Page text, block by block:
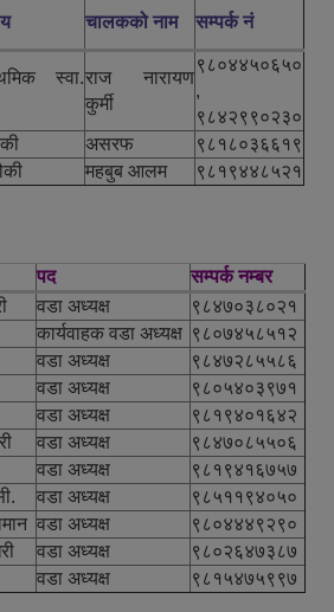
चालकको नाम सम्पर्क नं
स्वा.राज नारायण
कुर्मी
९८०४४५०६५०
,
९८४२९९०२३०
असरफ
९८१८०३६६१९
महबुब आलम ९८१९४४८५२१
पद
सम्पर्क नम्बर
वडा अध्यक्ष
९८४७०३८०२१
कार्यवाहक वडा अध्यक्ष ९८०७४५८५१२
वडा अध्यक्ष
९८४७२८५५८६
वडा अध्यक्ष
९८०५४०३९७१
वडा अध्यक्ष
९८१९४०१६४२
वडा अध्यक्ष
९८४७०८५५०६
वडा अध्यक्ष
९८१९४१६७५७
वडा अध्यक्ष
९८५११९४०५०
वडा अध्यक्ष
९८०४४४९२९०
वडा अध्यक्ष
९८०२६४७३८७
वडा अध्यक्ष ९८१५४७५९९७